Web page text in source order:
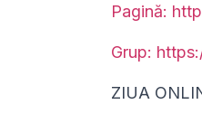
Pagină:
Grup:
ZIUA